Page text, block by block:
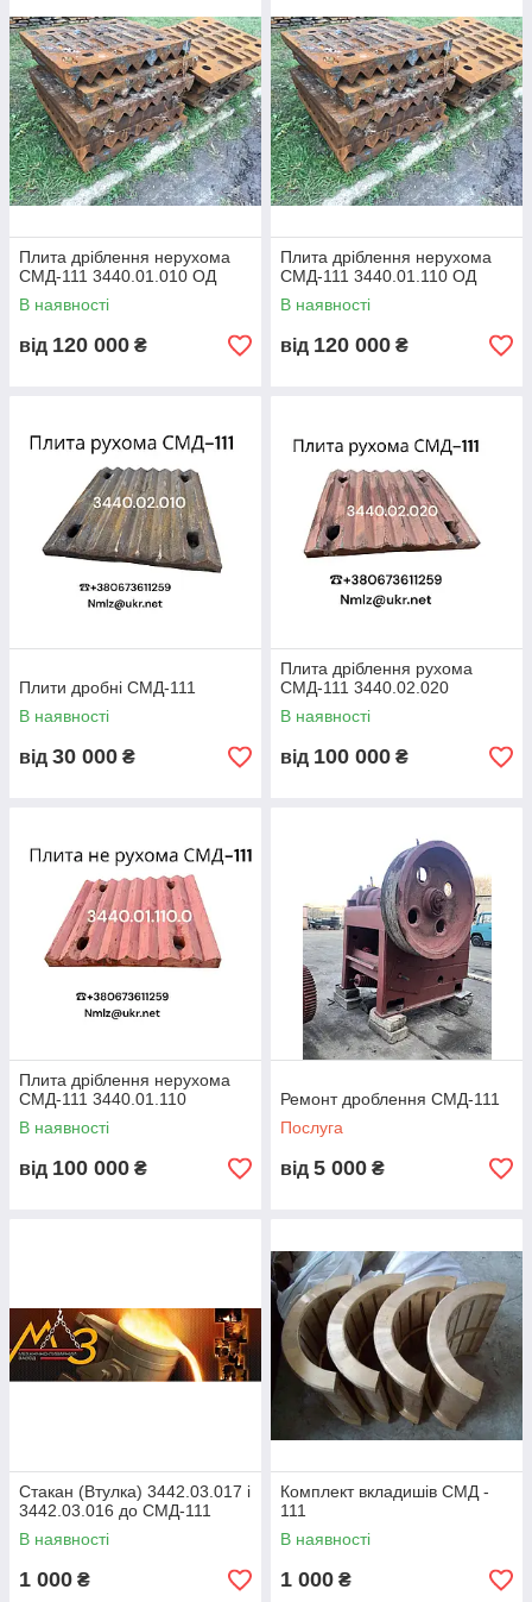
Плита дріблення нерухома
СМД-111 3440.01.010 ОД
В наявності
від 120 000 ₴
Плита дріблення нерухома
СМД-111 3440.01.110 ОД
В наявності
від 120 000 ₴
Плити дробні СМД-111
В наявності
від 30 000 ₴
Плита дріблення рухома
СМД-111 3440.02.020
В наявності
від 100 000 ₴
Плита дріблення нерухома
СМД-111 3440.01.110
В наявності
від 100 000 ₴
Ремонт дроблення СМД-111
Послуга
від 5 000 ₴
Стакан (Втулка) 3442.03.017 і
3442.03.016 до СМД-111
В наявності
1 000 ₴
Комплект вкладишів СМД -
111
В наявності
1 000 ₴